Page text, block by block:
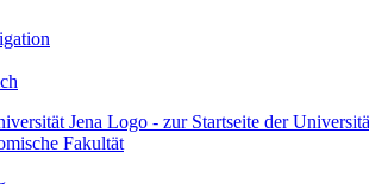
Jena Logo - zur Startseite der
Fakultät